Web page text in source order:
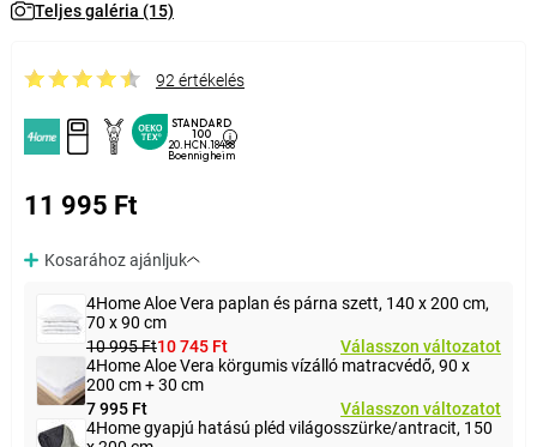
Teljes galéria (15)
92 értékelés
STANDARD
100
20.HCN.18488
Boennigheim
11 995 Ft
Kosarához ajánljuk
4Home Aloe Vera paplan és párna szett, 140 x 200 cm,
70 x 90 cm
10 995 Ft10 745 Ft
Válasszon változatot
4Home Aloe Vera körgumis vízálló matracvédő, 90 x
200 cm + 30 cm
7 995 Ft
Válasszon változatot
4Home gyapjú hatású pléd világosszürke/antracit, 150